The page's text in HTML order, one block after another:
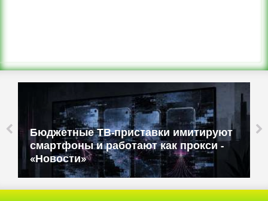
Бюджетные ТВ-приставки имитируют
смартфоны и работают как прокси -
«Новости»